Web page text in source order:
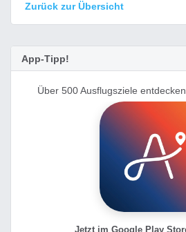
Zurück zur Übersicht
App-Tipp!
Über 500 Ausflugsziele
Jetzt im Google Play